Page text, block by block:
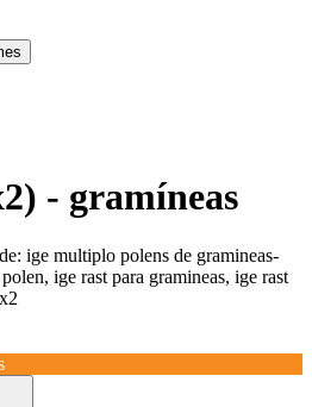
- gramíneas
ige multiplo polens de gramineas-
ige rast para gramineas, ige rast